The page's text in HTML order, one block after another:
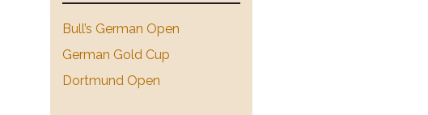
Bull’s German Open
German Gold Cup
Dortmund Open